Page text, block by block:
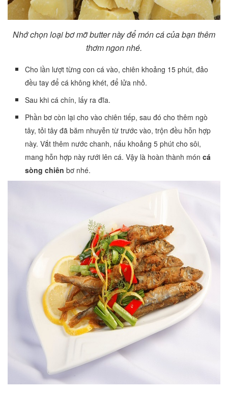
Nhớ chọn loại bơ mỡ butter này để món cá của bạn thêm
thơm ngon nhé.
Cho lần lượt từng con cá vào, chiên khoảng 15 phút, đảo
đều tay để cá không khét, để lửa nhỏ.
Sau khi cá chín, lấy ra đĩa.
Phần bơ còn lại cho vào chiên tiếp, sau đó cho thêm ngò
tây, tỏi tây đã băm nhuyễn từ trước vào, trộn đều hỗn hợp
này. Vắt thêm nước chanh, nấu khoảng 5 phút cho sôi,
mang hỗn hợp này rưới lên cá. Vậy là hoàn thành móncá
sòng chiên bơ nhé.